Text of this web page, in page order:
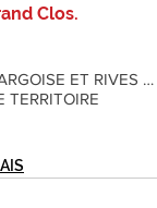
Clos.
AGGLOMÉRATION MONTARGOISE ET RIVES DU LOING
TERRITOIRE